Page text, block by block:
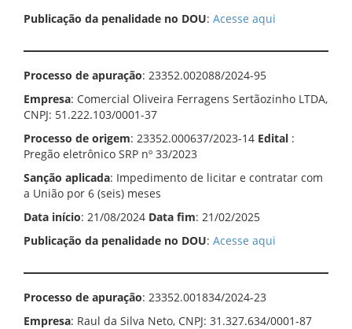
Publicação da penalidade no DOU: Acesse aqui
Processo de apuração: 23352.002088/2024-95
Empresa: Comercial Oliveira Ferragens Sertãozinho LTDA,
CNPJ: 51.222.103/0001-37
Processo de origem: 23352.000637/2023-14 Edital :
Pregão eletrônico SRP nº 33/2023
Sanção aplicada: Impedimento de licitar e contratar com
a União por 6 (seis) meses
Data início: 21/08/2024 Data fim: 21/02/2025
Publicação da penalidade no DOU: Acesse aqui
Processo de apuração: 23352.001834/2024-23
Empresa: Raul da Silva Neto, CNPJ: 31.327.634/0001-87